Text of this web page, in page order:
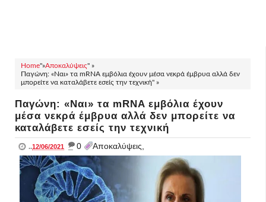
Home"»Αποκαλύψεις" »
Παγώνη: «Ναι» τα mRNA εμβόλια έχουν μέσα νεκρά έμβρυα αλλά δεν
μπορείτε να καταλάβετε εσείς την τεχνική" »
Παγώνη: «Ναι» τα mRNA εμβόλια έχουν
μέσα νεκρά έμβρυα αλλά δεν μπορείτε να
καταλάβετε εσείς την τεχνική
..12/06/2021 _ 0 Αποκαλύψεις,